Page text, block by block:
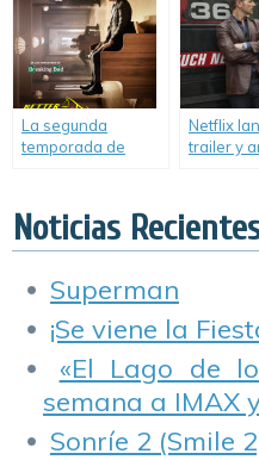
La segunda
temporada de
Netflix
trailer y
Noticias
Superman
¡Se viene la
«El Lago de
semana a IMAX
Sonríe 2 (Smile